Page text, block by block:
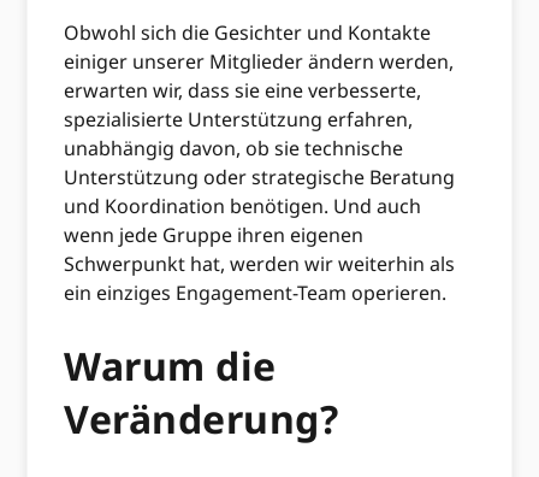
Obwohl sich die Gesichter und Kontakte
einiger unserer Mitglieder ändern werden,
erwarten wir, dass sie eine verbesserte,
spezialisierte Unterstützung erfahren,
unabhängig davon, ob sie technische
Unterstützung oder strategische Beratung
und Koordination benötigen. Und auch
wenn jede Gruppe ihren eigenen
Schwerpunkt hat, werden wir weiterhin als
ein einziges Engagement-Team operieren.
Warum die
Veränderung?